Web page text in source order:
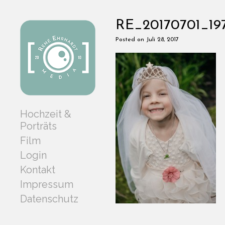
Hochzeit &
Porträts
Film
Login
Kontakt
Impressum
Datenschutz
Posted on Juli 28, 2017